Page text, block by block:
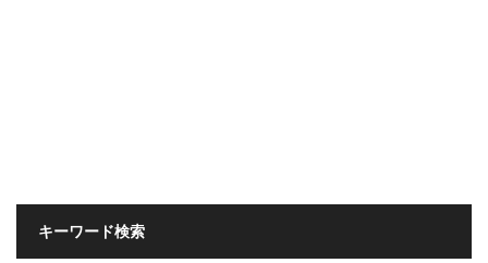
キーワード検索